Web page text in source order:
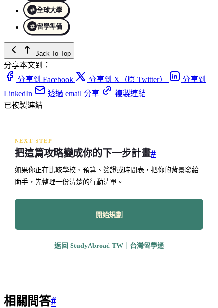
全球大學
留學準備
Back To Top
分享本文到：
分享到 Facebook
分享到 X（原 Twitter）
分享到
LinkedIn
透過 email 分享
複製連結
已複製連結
NEXT STEP
把這篇攻略變成你的下一步計畫#
如果你正在比較學校、預算、簽證或時間表，把你的背景發給
助手，先整理一份清楚的行動清單。
開始規劃
返回 StudyAbroad TW｜台灣留學通
相關問答#